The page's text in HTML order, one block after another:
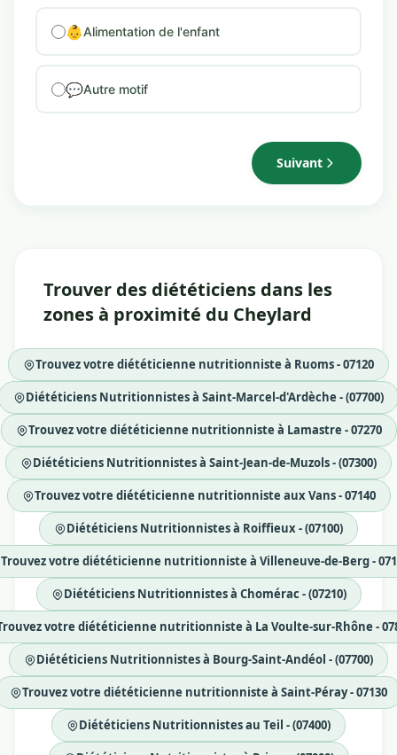
👶Alimentation de l'enfant
💬Autre motif
Suivant
Trouver des diététiciens dans les
zones à proximité du Cheylard
Trouvez votre diététicienne nutritionniste à Ruoms - 07120
Diététiciens Nutritionnistes à Saint-Marcel-d'Ardèche - (07700)
Trouvez votre diététicienne nutritionniste à Lamastre - 07270
Diététiciens Nutritionnistes à Saint-Jean-de-Muzols - (07300)
Trouvez votre diététicienne nutritionniste aux Vans - 07140
Diététiciens Nutritionnistes à Roiffieux - (07100)
Trouvez votre diététicienne nutritionniste à Villeneuve-de-Berg -
Diététiciens Nutritionnistes à Chomérac - (07210)
votre diététicienne nutritionniste à La Voulte-sur-Rhône -
Diététiciens Nutritionnistes à Bourg-Saint-Andéol - (07700)
Trouvez votre diététicienne nutritionniste à Saint-Péray - 07130
Diététiciens Nutritionnistes au Teil - (07400)